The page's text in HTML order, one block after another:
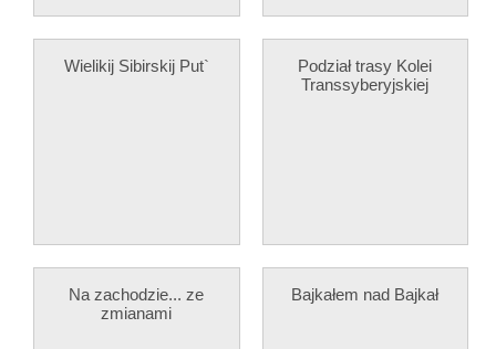
Wielikij Sibirskij Put`
Podział trasy Kolei
Transsyberyjskiej
Na zachodzie... ze
zmianami
Bajkałem nad Bajkał